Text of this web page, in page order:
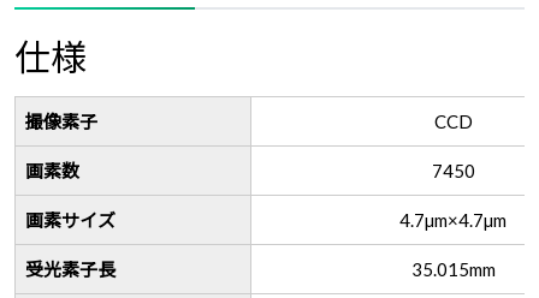
仕様
撮像素子 CCD
画素数 7450
画素サイズ 4.7µm×4.7µm
受光素子長 35.015mm